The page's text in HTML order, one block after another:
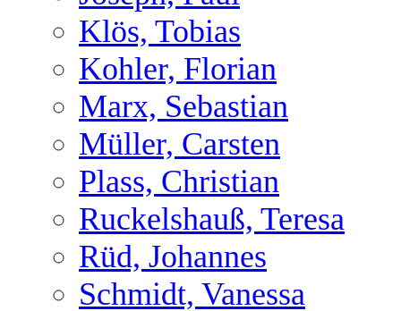
Klös, Tobias
Kohler, Florian
Marx, Sebastian
Müller, Carsten
Plass, Christian
Ruckelshauß, Teresa
Rüd, Johannes
Schmidt, Vanessa